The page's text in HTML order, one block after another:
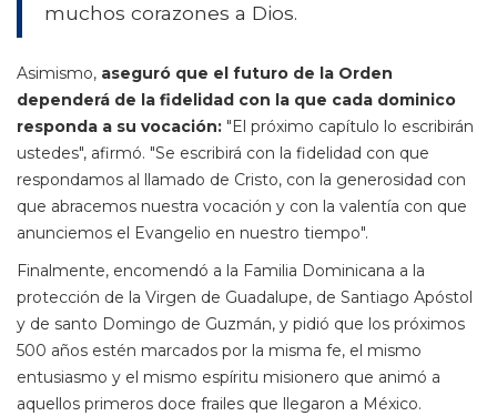
muchos corazones a Dios.
Asimismo, aseguró que el futuro de la Orden
dependerá de la fidelidad con la que cada dominico
responda a su vocación: "El próximo capítulo lo escribirán
ustedes", afirmó. "Se escribirá con la fidelidad con que
respondamos al llamado de Cristo, con la generosidad con
que abracemos nuestra vocación y con la valentía con que
anunciemos el Evangelio en nuestro tiempo".
Finalmente, encomendó a la Familia Dominicana a la
protección de la Virgen de Guadalupe, de Santiago Apóstol
y de santo Domingo de Guzmán, y pidió que los próximos
500 años estén marcados por la misma fe, el mismo
entusiasmo y el mismo espíritu misionero que animó a
aquellos primeros doce frailes que llegaron a México.